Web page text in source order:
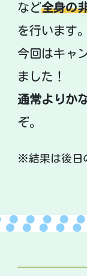
など全身の
を行います。
今回はキャ
ました！
通常よりか
ぞ。
※結果は後日